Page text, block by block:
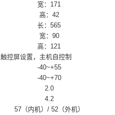
宽：171
高：42
长：565
宽：90
高：121
触控屏设置，主机自控制
-40~+55
-40~+70
2.0
4.2
57（内机）/ 52（外机）